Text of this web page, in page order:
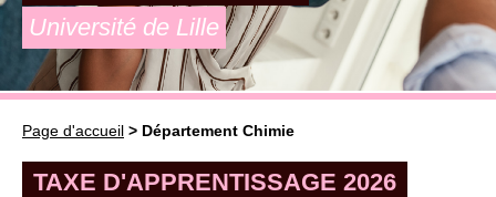
Université de Lille
Page d'accueil > Département Chimie
TAXE D'APPRENTISSAGE 2026